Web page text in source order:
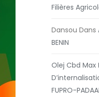
Filières
Dansou Dans
BENIN
Olej Cbd Max
FUPRO-